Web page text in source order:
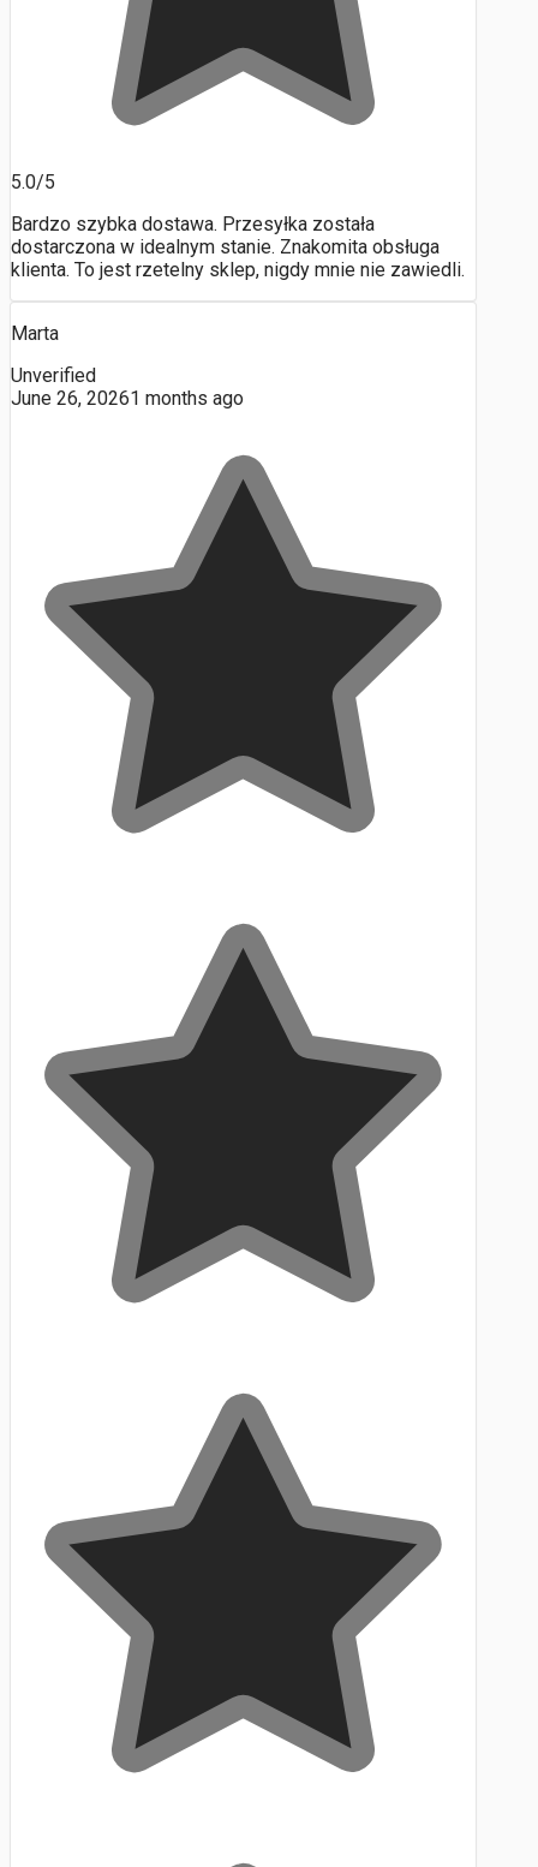
5.0/5
Bardzo szybka dostawa. Przesyłka została
dostarczona w idealnym stanie. Znakomita obsługa
klienta. To jest rzetelny sklep, nigdy mnie nie zawiedli.
Marta
Unverified
June 26, 20261 months ago